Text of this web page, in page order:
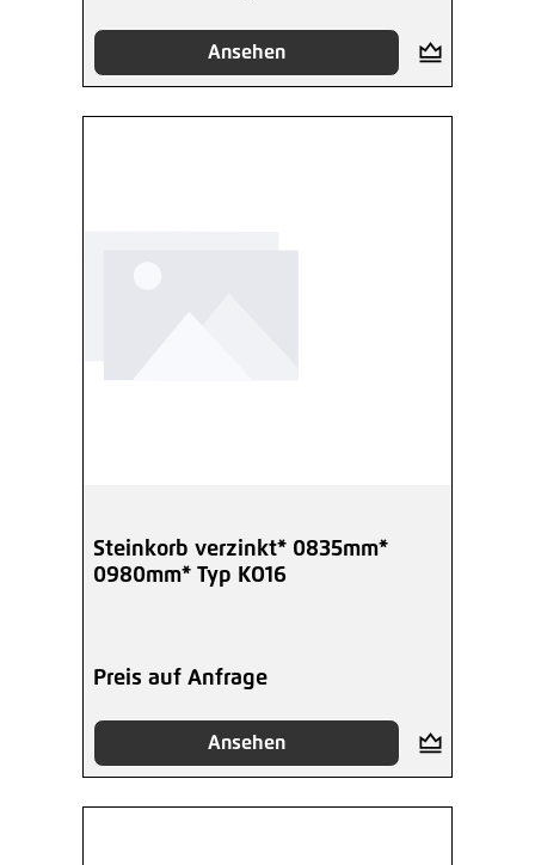
Ansehen
Steinkorb verzinkt* 0835mm*
0980mm* Typ KO16
Preis auf Anfrage
Ansehen